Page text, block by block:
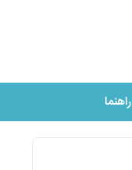
راهنما